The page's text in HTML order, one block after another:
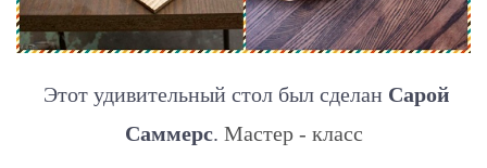
Этот удивительный стол был сделан Сарой
Саммерс. Мастер - класс